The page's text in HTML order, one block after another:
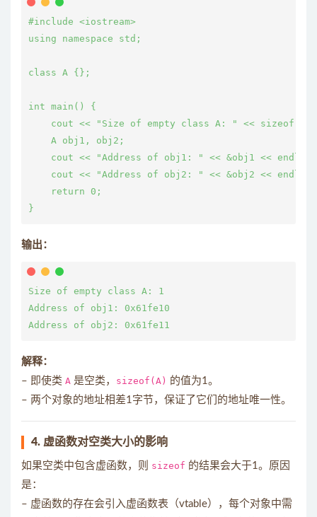
#include <iostream>
using namespace std;
class A {};
int main() {
cout << "Size of empty class A: " << sizeof(A)
    A obj1, obj2;
    cout << "Address of obj1: " << &obj1 << endl;
    cout << "Address of obj2: " << &obj2 << endl;
    return 0;
输出：
Size of empty class A: 1
Address of obj1: 0x61fe10
解释：
– 即使类 A 是空类， sizeof(A) 的值为1。
– 两个对象的地址相差1字节，保证了它们的地址唯一性。
4. 虚函数对空类大小的影响
如果空类中包含虚函数，则 sizeof 的结果会大于1。原因
是：
– 虚函数的存在会引入虚函数表（vtable），每个对象中需